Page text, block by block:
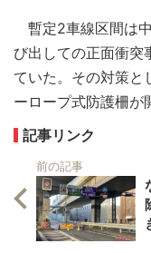
暫定2車線区間は
び出しての正面衝突
ていた。その対策と
ーロープ式防護柵が
記事リンク
前の記事